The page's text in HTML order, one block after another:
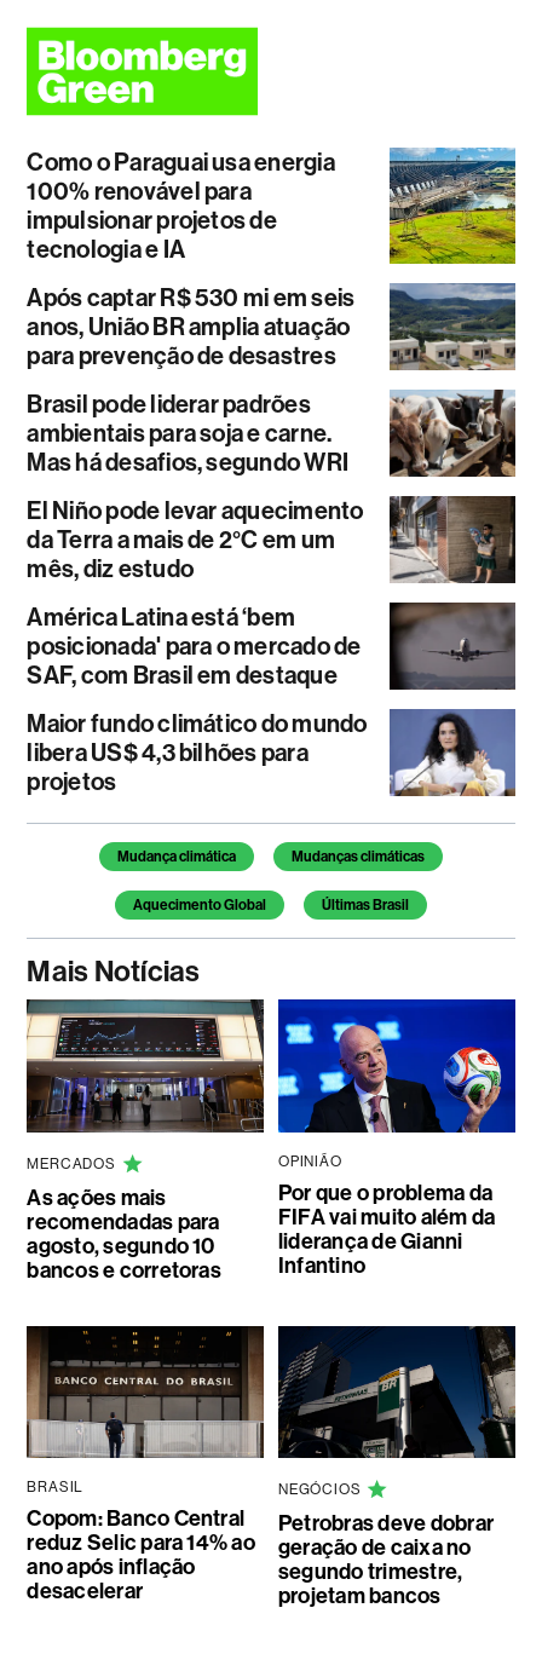
Como o Paraguai usa energia
100% renovável para
impulsionar projetos de
tecnologia e IA
Após captar R$ 530 mi em seis
anos, União BR amplia atuação
para prevenção de desastres
Brasil pode liderar padrões
ambientais para soja e carne.
Mas há desafios, segundo WRI
El Niño pode levar aquecimento
da Terra a mais de 2°C em um
mês, diz estudo
América Latina está ‘bem
posicionada' para o mercado de
SAF, com Brasil em destaque
Maior fundo climático do mundo
libera US$ 4,3 bilhões para
projetos
Temas deste artigo
Mudança climática Mudanças climáticas
Aquecimento Global Últimas Brasil
Mais Notícias
MERCADOS
As ações mais
recomendadas para
agosto, segundo 10
bancos e corretoras
OPINIÃO
Por que o problema da
FIFA vai muito além da
liderança de Gianni
Infantino
BRASIL
Copom: Banco Central
reduz Selic para 14% ao
ano após inflação
desacelerar
NEGÓCIOS
Petrobras deve dobrar
geração de caixa no
segundo trimestre,
projetam bancos